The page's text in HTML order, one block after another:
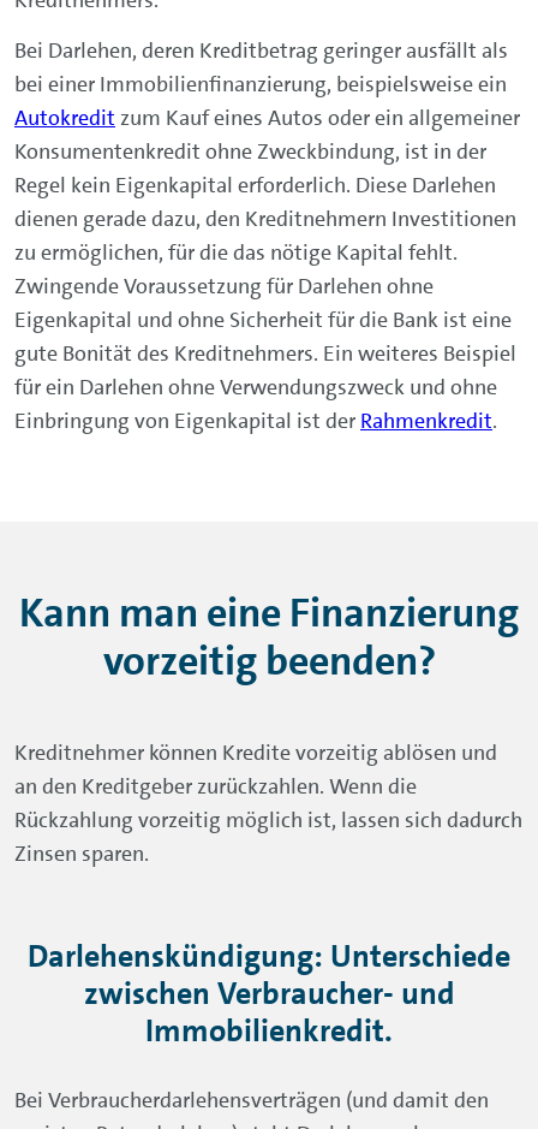
Eigenkapital und ohne Sicherheit für die Bank ist eine
gute Bonität des Kreditnehmers. Ein weiteres Beispiel
für ein Darlehen ohne Verwendungszweck und ohne
Einbringung von Eigenkapital ist derRahmenkredit.
Kann man eine Finanzierung
vorzeitig beenden?
Darlehenskündigung: Unterschiede
zwischen Verbraucher- und
Bei Verbraucherdarlehensverträgen (und damit den
meisten Ratendarlehen) steht Darlehensnehmern
gemäß § 500 Abs. 2 BGB jederzeit ein
keine Zinsen mehr verlangen.
Vorfälligkeitsentschädigung?